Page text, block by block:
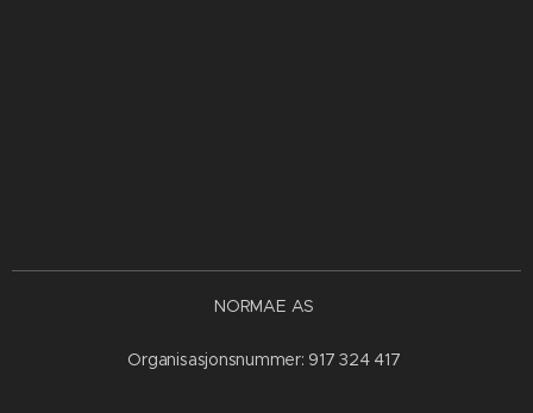
NORMAE AS
Organisasjonsnummer: 917 324 417